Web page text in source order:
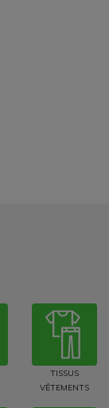
TISSUS
VÊTEMENTS